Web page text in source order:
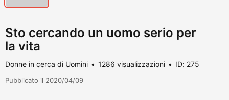
Sto cercando un uomo serio per
la vita
Donne in cerca di Uomini 1286 visualizzazioni ID: 275
Pubblicato il 2020/04/09